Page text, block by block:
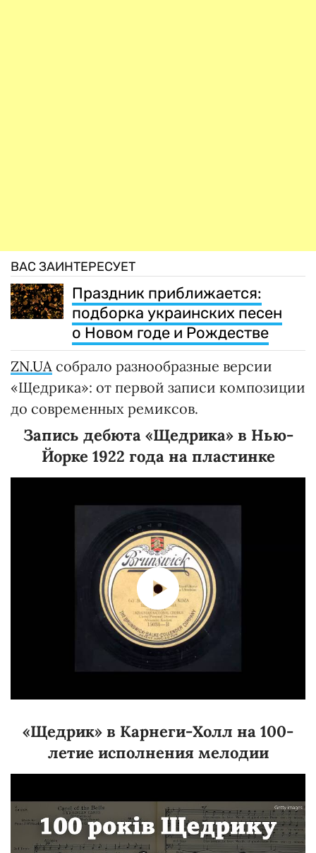
ВАС ЗАИНТЕРЕСУЕТ
Праздник приближается:
подборка украинских песен
о Новом годе и Рождестве
ZN.UA собрало разнообразные версии
«Щедрика»: от первой записи композиции
до современных ремиксов.
Запись дебюта «Щедрика» в Нью-
Йорке 1922 года на пластинке
«Щедрик» в Карнеги-Холл на 100-
летие исполнения мелодии